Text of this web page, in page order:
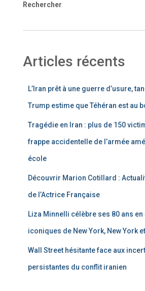
Rechercher
Articles récents
L’Iran prêt à une guerre d’usure,
Trump estime que Téhéran est au
Tragédie en Iran : plus de 150
frappe accidentelle de l’armée
école
Découvrir Marion Cotillard :
de l’Actrice Française
Liza Minnelli célèbre ses 80 ans
iconiques de New York, New York
Wall Street hésitante face aux
persistantes du conflit iranien